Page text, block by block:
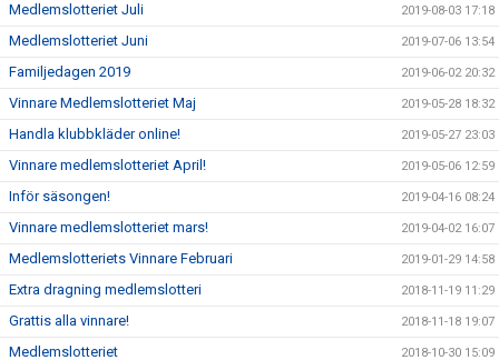
Medlemslotteriet Juli 2019-08-03 17:18
Medlemslotteriet Juni 2019-07-06 13:54
Familjedagen 2019 2019-06-02 20:32
Vinnare Medlemslotteriet Maj 2019-05-28 18:32
Handla klubbkläder online! 2019-05-27 23:03
Vinnare medlemslotteriet April! 2019-05-06 12:59
Inför säsongen! 2019-04-16 08:24
Vinnare medlemslotteriet mars! 2019-04-02 16:07
Medlemslotteriets Vinnare Februari 2019-01-29 14:58
Extra dragning medlemslotteri 2018-11-19 11:29
Grattis alla vinnare! 2018-11-18 19:07
Medlemslotteriet 2018-10-30 15:09